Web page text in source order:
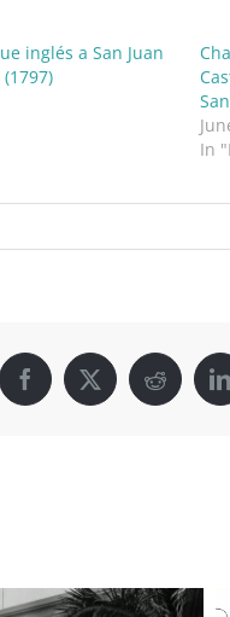
inglés a San Juan
In
Facebook
X Reddit